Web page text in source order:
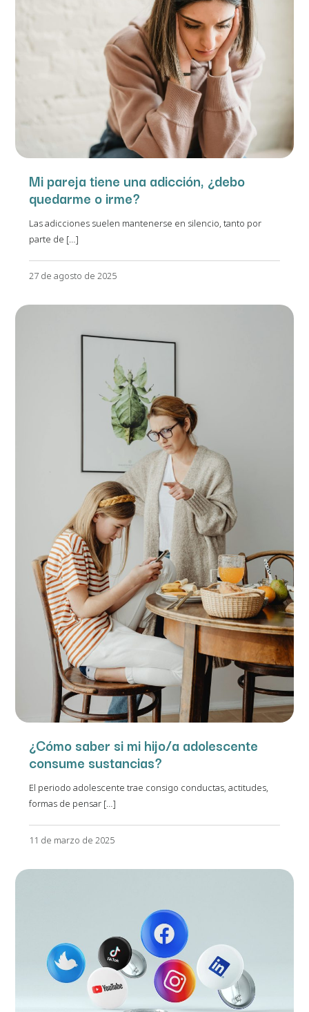
Mi pareja tiene una adicción, ¿debo
quedarme o irme?
Las adicciones suelen mantenerse en silencio, tanto por
parte de […]
27 de agosto de 2025
¿Cómo saber si mi hijo/a adolescente
consume sustancias?
El periodo adolescente trae consigo conductas, actitudes,
formas de pensar […]
11 de marzo de 2025